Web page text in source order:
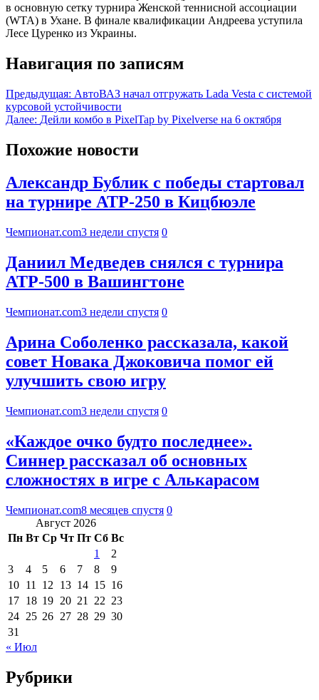
в основную сетку турнира Женской теннисной ассоциации
(WTA) в Ухане. В финале квалификации Андреева уступила
Лесе Цуренко из Украины.
Навигация по записям
Предыдущая: АвтоВАЗ начал отгружать Lada Vesta с системой
курсовой устойчивости
Далее: Дейли комбо в PixelTap by Pixelverse на 6 октября
Похожие новости
Александр Бублик с победы стартовал
на турнире АТР-250 в Кицбюэле
Чемпионат.com3 недели спустя 0
Даниил Медведев снялся с турнира
ATP-500 в Вашингтоне
Чемпионат.com3 недели спустя 0
Арина Соболенко рассказала, какой
совет Новака Джоковича помог ей
улучшить свою игру
Чемпионат.com3 недели спустя 0
«Каждое очко будто последнее».
Синнер рассказал об основных
сложностях в игре с Алькарасом
Чемпионат.com8 месяцев спустя 0
Август 2026
Пн Вт Ср Чт Пт Сб Вс
1
2
3
4 5 6 7 8
9
10 11 12 13 14 15 16
17 18 19 20 21 22 23
24 25 26 27 28 29 30
31
« Июл
Рубрики